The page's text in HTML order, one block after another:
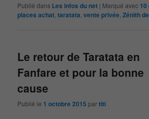
Publié dans Les infos du net | Marqué avec 10
places achat ,taratata ,vente privée ,Zénith
Le retour de Taratata en
Fanfare et pour la bonne
cause
Publié le 1 octobre 2015 partiti